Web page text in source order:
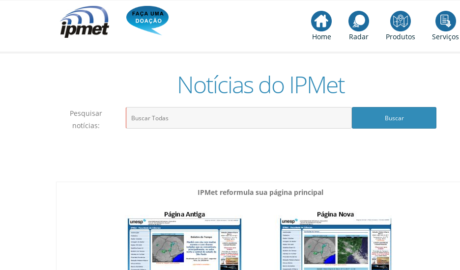
Home Radar Produtos Serviços
Notícias do IPMet
Pesquisar
notícias:
IPMet reformula sua página principal